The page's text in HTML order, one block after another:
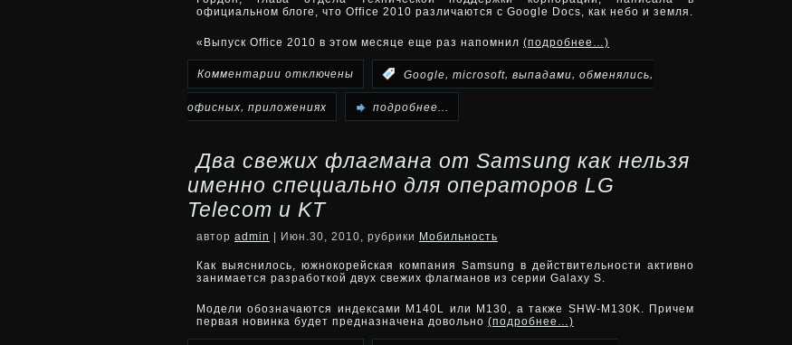
VAIO
имеют
проблемы
с
режимом
официальном блоге, что Office 2010 различаются с Google Docs, как небо и земля.
«Выпуск Office 2010 в этом месяце еще раз напомнил (подробнее…)
Комментарии к
записи
и
Google
обменялись
выпадами
отключены Google microsoft выпадами обменялись
офисных, приложениях подробнее...
Два свежих флагмана от Samsung как нельзя
именно специально для операторов LG
Telecom и KT
автор admin | Июн.30, 2010, рубрики Мобильность
Как выяснилось, южнокорейская компания Samsung в действительности активно
занимается разработкой двух свежих флагманов из серии Galaxy S.
Модели обозначаются индексами M140L или M130, а также SHW-M130K. Причем
первая новинка будет предназначена довольно (подробнее…)